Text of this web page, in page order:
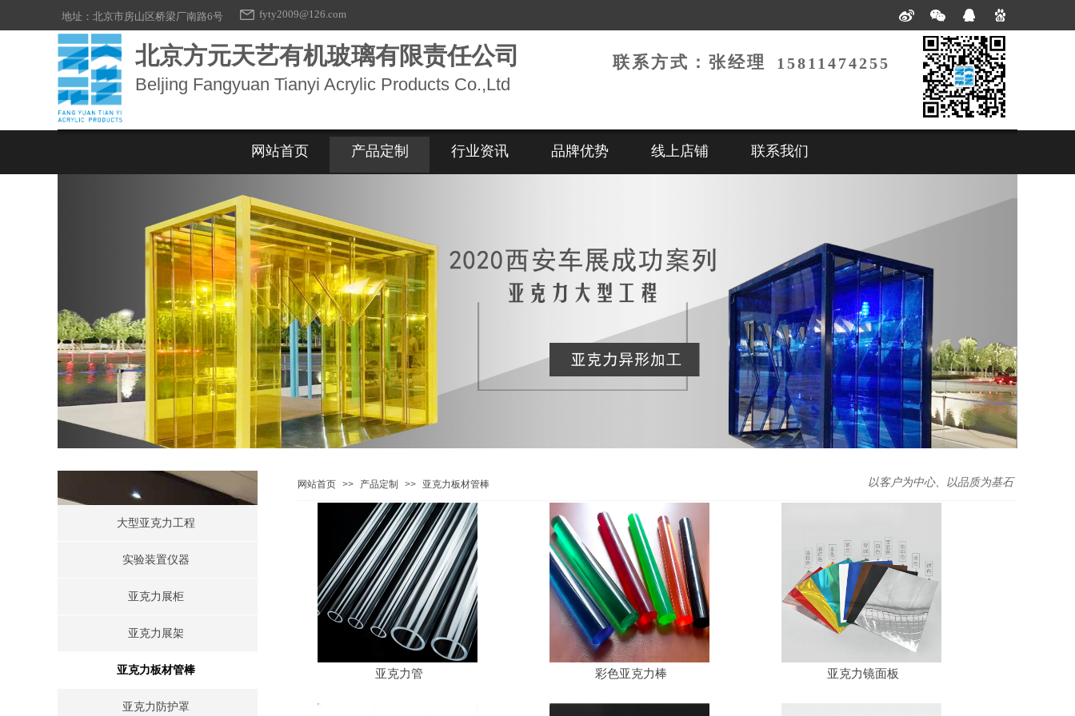
fyty2009@126.com
地址：北京市房山区桥梁厂南路6号
北京方元天艺有机玻璃有限责任公司
Beljing Fangyuan Tianyi Acrylic Products Co.,Ltd
15811474255
联系方式：张经理
网站首页 产品定制 行业资讯 品牌优势 线上店铺 联系我们
PRODUCT CENTER 以客户为中心、以品质为基石
网站首页 >> 产品定制 >> 亚克力板材管棒
亚克力管 彩色亚克力棒 亚克力镜面板
大型亚克力工程
实验装置仪器
亚克力展柜
亚克力展架
亚克力板材管棒
亚克力防护罩